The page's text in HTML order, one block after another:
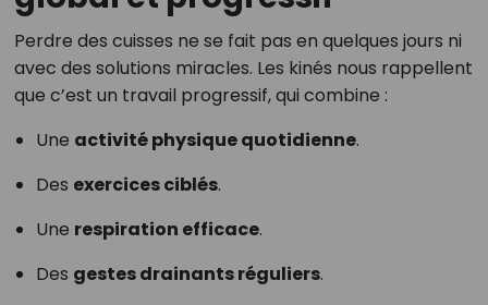
Perdre des cuisses ne se fait pas en quelques jours ni
avec des solutions miracles. Les kinés nous rappellent
que c’est un travail progressif, qui combine :
Une activité physique quotidienne.
Des exercices ciblés.
Une respiration efficace.
Des gestes drainants réguliers.